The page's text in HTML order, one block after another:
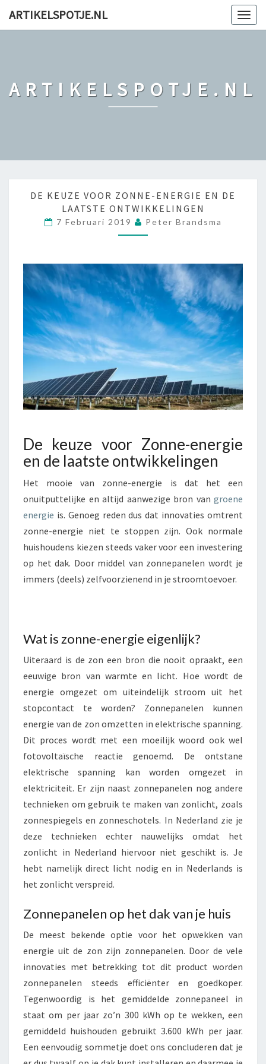
ARTIKELSPOTJE.NL
ARTIKELSPOTJE.NL
D
Z
E
V
O
O
R
Z
O
N
N
E
-
E
R
G
I
E
N
D
E
L
E
N
T
W
I
K
E
L
I
N
E
N
DE KEUZE VOOR ZONNE-ENERGIE EN DE
LAATSTE ONTWIKKELINGEN
7 Februari 2019 Peter Brandsma
De keuze voor Zonne-energie
en de laatste ontwikkelingen
Het mooie van zonne-energie is dat het een
onuitputtelijke en altijd aanwezige bron van groene
energie is. Genoeg reden dus dat innovaties omtrent
zonne-energie niet te stoppen zijn. Ook normale
huishoudens kiezen steeds vaker voor een investering
op het dak. Door middel van zonnepanelen wordt je
immers (deels) zelfvoorzienend in je stroomtoevoer.
Wat is zonne-energie eigenlijk?
Uiteraard is de zon een bron die nooit opraakt, een
eeuwige bron van warmte en licht. Hoe wordt de
energie omgezet om uiteindelijk stroom uit het
stopcontact te worden? Zonnepanelen kunnen
energie van de zon omzetten in elektrische spanning.
Dit proces wordt met een moeilijk woord ook wel
fotovoltaïsche reactie genoemd. De ontstane
elektrische spanning kan worden omgezet in
elektriciteit. Er zijn naast zonnepanelen nog andere
technieken om gebruik te maken van zonlicht, zoals
zonnespiegels en zonneschotels. In Nederland zie je
deze technieken echter nauwelijks omdat het
zonlicht in Nederland hiervoor niet geschikt is. Je
hebt namelijk direct licht nodig en in Nederlands is
het zonlicht verspreid.
Zonnepanelen op het dak van je huis
De meest bekende optie voor het opwekken van
energie uit de zon zijn zonnepanelen. Door de vele
innovaties met betrekking tot dit product worden
zonnepanelen steeds efficiënter en goedkoper.
Tegenwoordig is het gemiddelde zonnepaneel in
staat om per jaar zo’n 300 kWh op te wekken, een
gemiddeld huishouden gebruikt 3.600 kWh per jaar.
Een eenvoudig sommetje doet ons concluderen dat je